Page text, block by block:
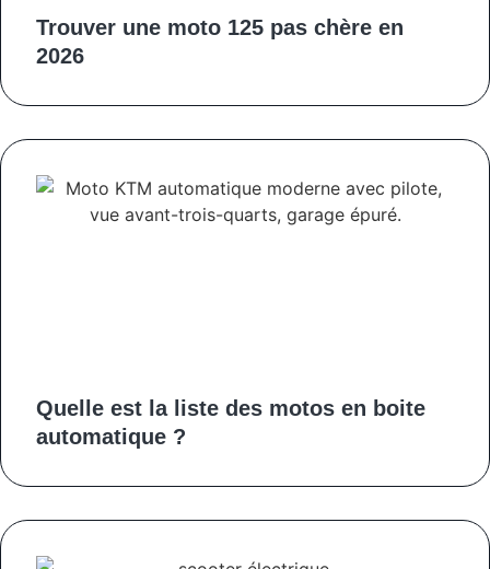
Trouver une moto 125 pas chère en
2026
Quelle est la liste des motos en boite
automatique ?